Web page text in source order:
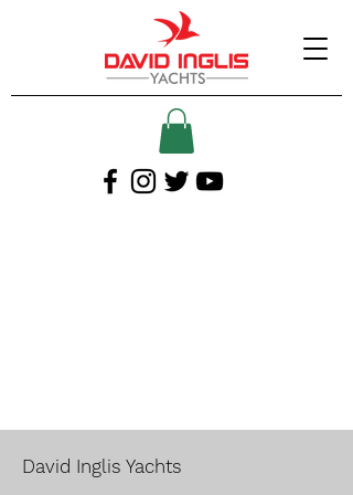
David Inglis Yachts